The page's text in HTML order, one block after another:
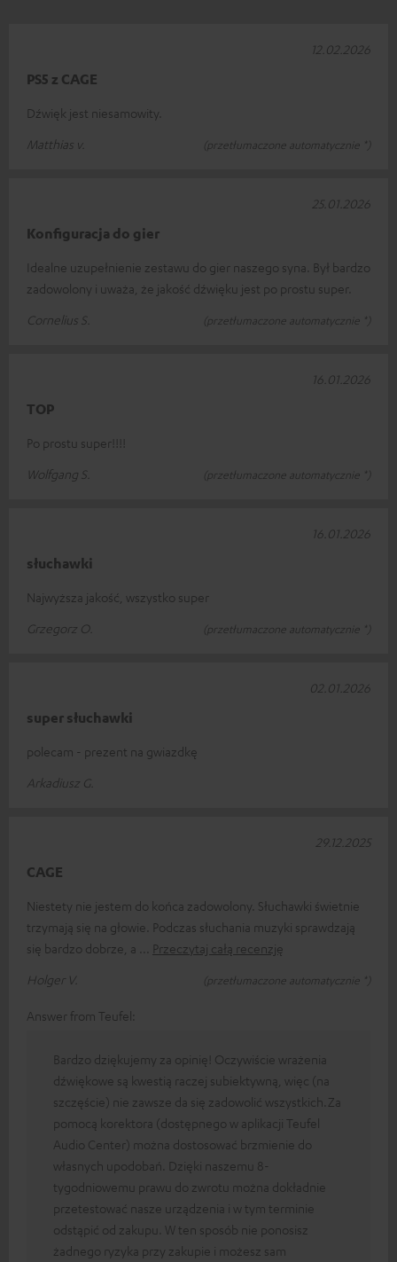
PS5 z CAGE
Dźwięk jest niesamowity.
Matthias v.
(przetłumaczone automatycznie *)
12.02.2026
Konfiguracja do gier
Idealne uzupełnienie zestawu do gier naszego syna. Był bardzo
zadowolony i uważa, że jakość dźwięku jest po prostu super.
Cornelius S.
(przetłumaczone automatycznie *)
25.01.2026
TOP
Po prostu super!!!!
Wolfgang S.
(przetłumaczone automatycznie *)
16.01.2026
słuchawki
Najwyższa jakość, wszystko super
Grzegorz O.
(przetłumaczone automatycznie *)
16.01.2026
super słuchawki
polecam - prezent na gwiazdkę
Arkadiusz G.
02.01.2026
CAGE
Niestety nie jestem do końca zadowolony. Słuchawki świetnie
trzymają się na głowie. Podczas słuchania muzyki sprawdzają
się bardzo dobrze, a
Przeczytaj całą recenzję
Holger V.
(przetłumaczone automatycznie *)
29.12.2025
Answer from Teufel:
Bardzo dziękujemy za opinię! Oczywiście wrażenia
dźwiękowe są kwestią raczej subiektywną, więc (na
szczęście) nie zawsze da się zadowolić wszystkich.Za
pomocą korektora (dostępnego w aplikacji Teufel
Audio Center) można dostosować brzmienie do
własnych upodobań. Dzięki naszemu 8-
tygodniowemu prawu do zwrotu można dokładnie
przetestować nasze urządzenia i w tym terminie
odstąpić od zakupu. W ten sposób nie ponosisz
żadnego ryzyka przy zakupie i możesz sam